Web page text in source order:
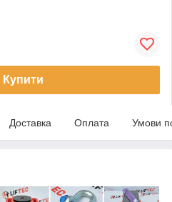
Купити
Доставка Оплата Умови